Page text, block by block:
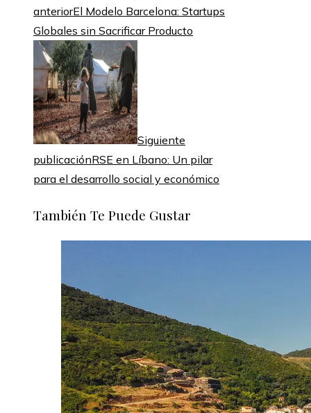
anteriorEl Modelo Barcelona: Startups
Globales sin Sacrificar Producto
Siguiente
publicaciónRSE en Líbano: Un pilar
para el desarrollo social y económico
También Te Puede Gustar